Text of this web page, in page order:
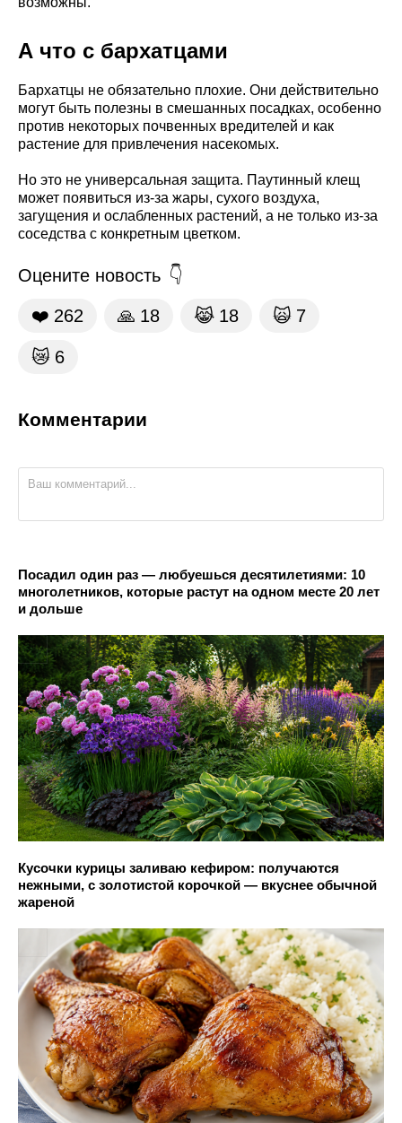
А что с бархатцами
Бархатцы не обязательно плохие. Они действительно
могут быть полезны в смешанных посадках, особенно
против некоторых почвенных вредителей и как
растение для привлечения насекомых.
Но это не универсальная защита. Паутинный клещ
может появиться из-за жары, сухого воздуха,
загущения и ослабленных растений, а не только из-за
соседства с конкретным цветком.
Оцените новость
❤️ 262 🙏 18 😹 18 🙀 7
😿 6
Комментарии
Посадил один раз — любуешься десятилетиями: 10
многолетников, которые растут на одном месте 20 лет
и дольше
Кусочки курицы заливаю кефиром: получаются
нежными, с золотистой корочкой — вкуснее обычной
жареной